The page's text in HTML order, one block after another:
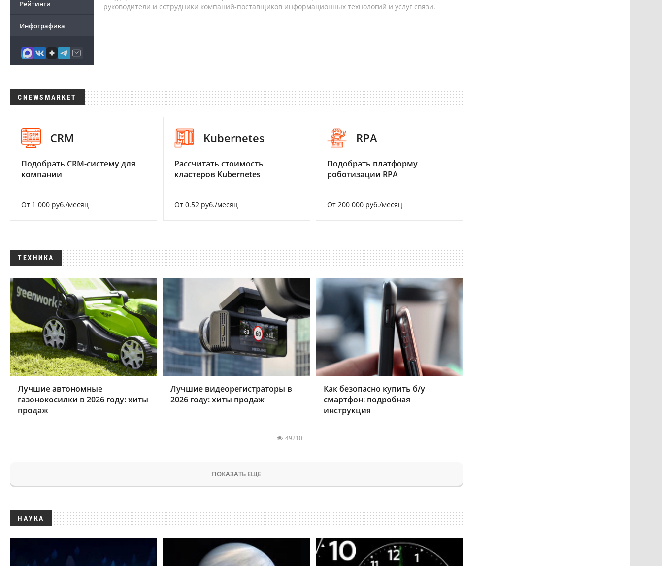
Рейтинги
Инфографика
руководители и сотрудники компаний-поставщиков информационных технологий и услуг связи.
CNEWSMARKET
CRM
Подобрать CRM-систему для
компании
От 1 000 руб./месяц
Kubernetes
Рассчитать стоимость
кластеров Kubernetes
От 0.52 руб./месяц
RPA
Подобрать платформу
роботизации RPA
От 200 000 руб./месяц
ТЕХНИКА
Лучшие автономные
газонокосилки в 2026 году: хиты
продаж
Лучшие видеорегистраторы в
2026 году: хиты продаж
49210
Как безопасно купить б/у
смартфон: подробная
инструкция
ПОКАЗАТЬ ЕЩЕ
НАУКА